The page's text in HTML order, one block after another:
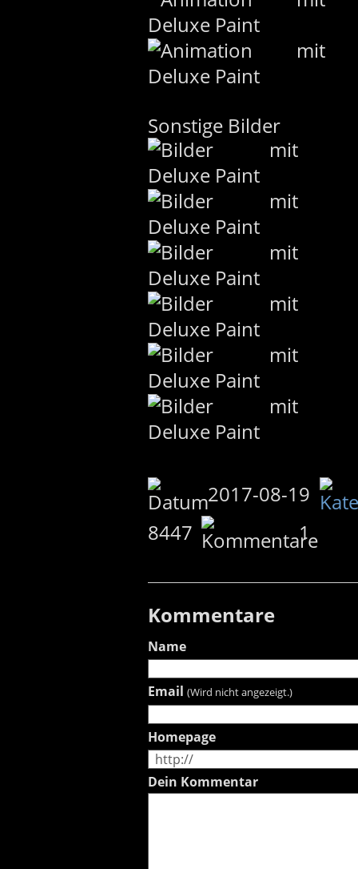
Sonstige Bilder
2017-08-19
8447
1
Kommentare
Name
Email (Wird nicht angezeigt.)
Homepage
Dein Kommentar